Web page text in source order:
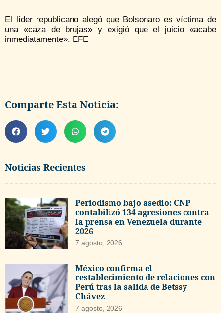
Noticias Recientes
Periodismo bajo asedio: CNP
contabilizó 134 agresiones contra
la prensa en Venezuela durante
2026
7 agosto, 2026
México confirma el
restablecimiento de relaciones con
Perú tras la salida de Betssy
Chávez
7 agosto, 2026
El líder republicano alegó que Bolsonaro es víctima de
una «caza de brujas» y exigió que el juicio «acabe
inmediatamente». EFE
Comparte Esta Noticia: